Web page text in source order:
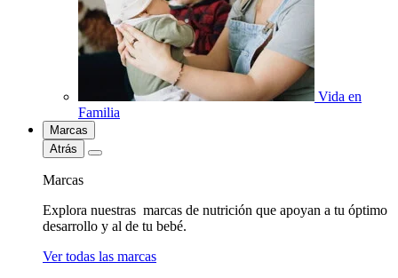
Vida en
Familia
Marcas
Atrás
Marcas
Explora nuestras marcas de nutrición que apoyan a tu óptimo
desarrollo y al de tu bebé.
Ver todas las marcas